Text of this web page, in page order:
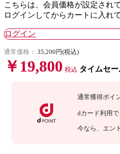
こちらは、会員価格が設定され
ログインしてからカートに入れ
ログイン
通常価格： 35,200円(税込)
￥19,800 税込 タイムセ
通常獲得ポイ
dカード利用で
今なら 、エン